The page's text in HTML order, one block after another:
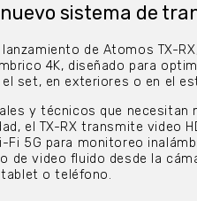
sistema de
de Atomos TX-
4K, diseñado para
set, en exteriores o en el
y técnicos que necesitan
el TX-RX transmite video
Fi 5G para monitoreo
de video fluido desde la
o teléfono.